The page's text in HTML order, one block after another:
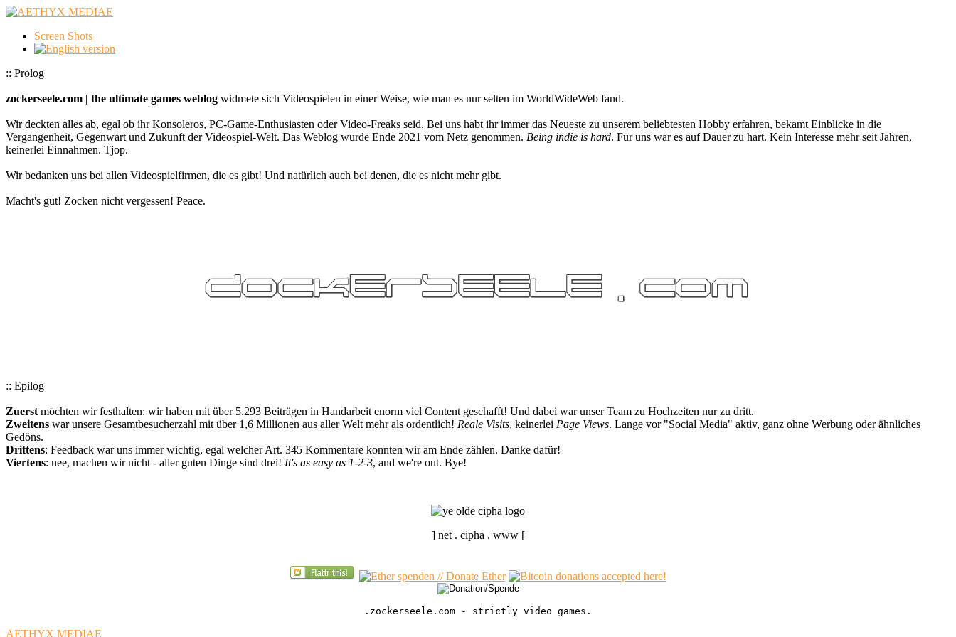
Screen Shots
:: Prolog
zockerseele.com | the ultimate games weblog widmete sich Videospielen in einer Weise, wie man es nur selten im WorldWideWeb fand.
Wir deckten alles ab, egal ob ihr Konsoleros, PC-Game-Enthusiasten oder Video-Freaks seid. Bei uns habt ihr immer das Neueste zu unserem beliebtesten Hobby erfahren, bekamt Einblicke in die
Vergangenheit, Gegenwart und Zukunft der Videospiel-Welt. Das Weblog wurde Ende 2021 vom Netz genommen. Being indie is hard. Für uns war es auf Dauer zu hart. Kein Interesse mehr seit Jahren,
keinerlei Einnahmen. Tjop.
Wir bedanken uns bei allen Videospielfirmen, die es gibt! Und natürlich auch bei denen, die es nicht mehr gibt.
Macht's gut! Zocken nicht vergessen! Peace.
:: Epilog
Zuerst möchten wir festhalten: wir haben mit über 5.293 Beiträgen in Handarbeit enorm viel Content geschafft! Und dabei war unser Team zu Hochzeiten nur zu dritt.
Zweitens war unsere Gesamtbesucherzahl mit über 1,6 Millionen aus aller Welt mehr als ordentlich! Reale Visits, keinerlei Page Views. Lange vor "Social Media" aktiv, ganz ohne Werbung oder ähnliches
Gedöns.
Drittens: Feedback war uns immer wichtig, egal welcher Art. 345 Kommentare konnten wir am Ende zählen. Danke dafür!
Viertens: nee, machen wir nicht - aller guten Dinge sind drei! It's as easy as 1-2-3, and we're out. Bye!
] net . cipha . www [
.zockerseele.com - strictly video games.
AETHYX MEDIAE